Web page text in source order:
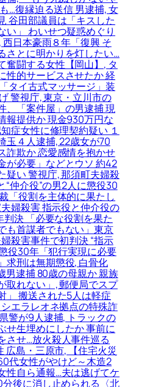
…復縁迫る送信 男逮捕, 女
谷田部議員は「キスした
い」 わいせつ疑惑めぐり
日本豪雨８年「復興 そ
さとに明かりを灯したい…
奮闘する女性【岡山】, タ
性的サービスさせたか 経
タイ古式マッサージ」装
警視庁, 東京・立川市の
、「案件屋」の男逮捕 現
報提供か 現金930万円な
症女性に修理契約疑い １
玉４人逮捕, 22歳女が70
詐欺か 恋愛感情を抱かせ
が必要」などとウソ 約42
疑い 警視庁, 那須町夫婦殺
“仲介役”の男2人に懲役30
「役割を主体的に果たし
婦殺害 指示役と仲介役の
決 「必要な役割を果た
も首謀者でもない」東京
殺害事件で初判決 “指示
役30年「犯行実現に必要
求刑は無期懲役, 白骨化
男逮捕 80歳の母親か 親族
取れない」, 郵便局でスプ
」 搬送された5人は軽症
エラレオネ拠点の特殊詐
警が9人逮捕, トラックの
せ生埋めにしたか 事前に
させ…放火殺人事件巡る
広島・三原市, 【住宅火災
代女性がやけど～木造2
性自ら通報…夫は逃げてケ
後に消し止められる〈北